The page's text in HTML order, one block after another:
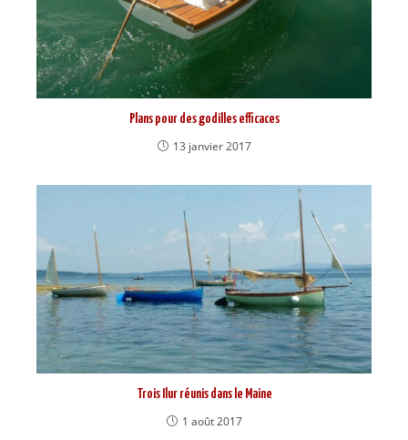
Plans pour des godilles efficaces
13 janvier 2017
Trois Ilur réunis dans le Maine
1 août 2017